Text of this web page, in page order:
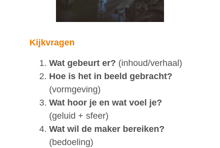
Kijkvragen
Wat gebeurt er? (inhoud/verhaal)
Hoe is het in beeld gebracht?
(vormgeving)
Wat hoor je en wat voel je?
(geluid + sfeer)
Wat wil de maker bereiken?
(bedoeling)